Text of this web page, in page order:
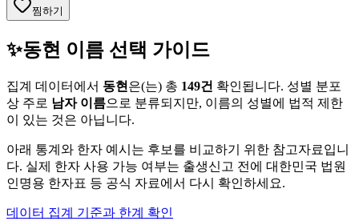
찜하기
✨동현 이름 선택 가이드
집계 데이터에서 동현 은(는) 총 149건 확인됩니다. 성별 분포
상 주로 남자이름으로 분류되지만, 이름의 성별에 법적 제한
이 있는 것은 아닙니다.
아래 통계와 한자 예시는 후보를 비교하기 위한 참고자료입니
다. 실제 한자 사용 가능 여부는 출생신고 전에 대한민국 법원
인명용 한자표 등 공식 자료에서 다시 확인하세요.
데이터 집계 기준과 한계 확인